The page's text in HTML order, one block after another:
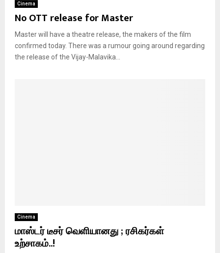
Cinema
No OTT release for Master
Master will have a theatre release, the makers of the film
confirmed today. There was a rumour going around regarding
the release of the Vijay-Malavika...
Cinema
மாஸ்டர் டீசர் வெளியானது ; ரசிகர்கள்
உற்சாகம்..!